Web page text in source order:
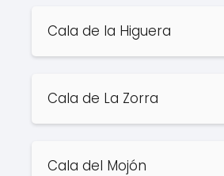
Cala de la Higuera
Cala de La Zorra
Cala del Mojón